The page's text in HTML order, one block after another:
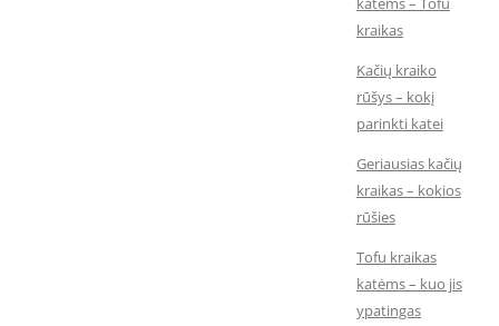
kraikas
Kačių kraiko
rūšys – kokį
parinkti katei
Geriausias kačių
kraikas – kokios
rūšies
Tofu kraikas
katėms – kuo jis
ypatingas